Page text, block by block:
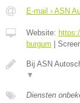
E-mail › ASN
Website:
burgum
Bij ASN
▼
Diensten